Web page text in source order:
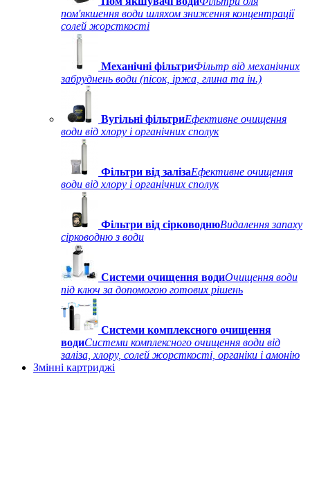
пом'якшення води шляхом зниження концентрації
солей жорсткості
Механічні фільтриФільтр від механічних
забруднень води (пісок, іржа, глина та ін.)
Вугільні фільтриЕфективне очищення
води від хлору і органічних сполук
Фільтри від залізаЕфективне очищення
води від хлору і органічних сполук
Фільтри від сірководнюВидалення запаху
сірководню з води
Системи очищення водиОчищення води
під ключ за допомогою готових рішень
Системи комплексного очищення
водиСистеми комплексного очищення води від
заліза, хлору, солей жорсткості, органіки і амонію
Змінні картриджі